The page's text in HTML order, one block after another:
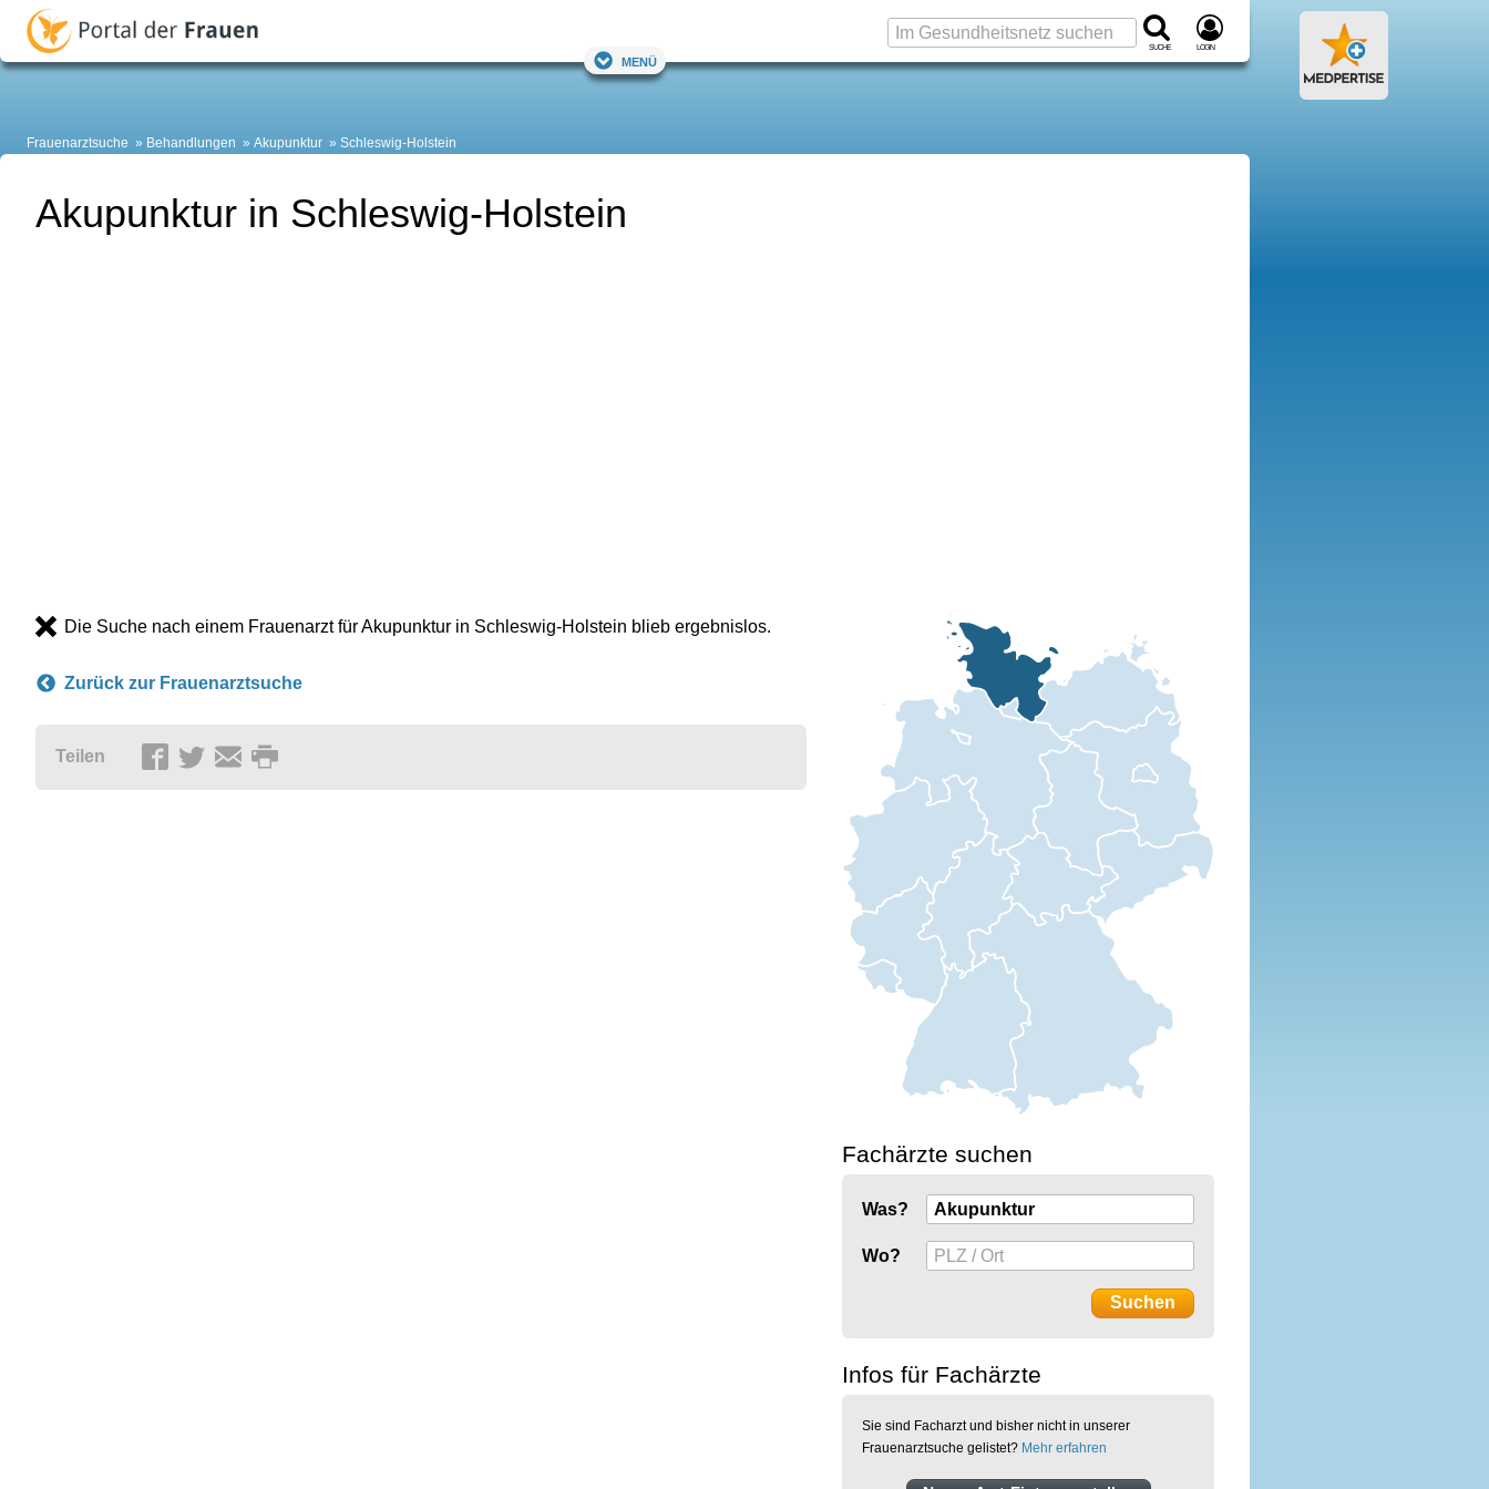
Suche Login
Menü
Frauenarztsuche Behandlungen Akupunktur Schleswig-Holstein
Akupunktur in Schleswig-Holstein
Die Suche nach einem Frauenarzt für Akupunktur in Schleswig-Holstein blieb ergebnislos.
Zurück zur Frauenarztsuche
Teilen
Fachärzte suchen
Was?
Wo?
Infos für Fachärzte
Sie sind Facharzt und bisher nicht in unserer
Frauenarztsuche gelistet? Mehr erfahren